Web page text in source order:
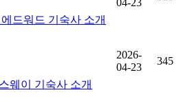
드워드 기숙사 소개
웨이 기숙사 소개
2026-
04-23
345